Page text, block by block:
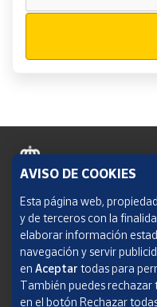
Política de cookies
Aviso legal
Condiciones del servicio
Política de Privacidad Web
AVISO DE COOKIES
Esta página web,
y de terceros con la
elaborar información
navegación y servir
en Aceptar todas para
También puedes rechazar
en el botón Rechazar